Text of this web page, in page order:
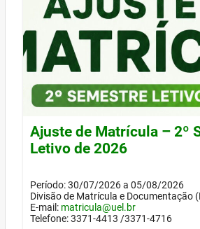
Ajuste de Matrícula – 2º
Letivo de 2026
Período: 30/07/2026 a 05/08/2026
Divisão de Matrícula e Documentação
E-mail: matricula@uel.br
Telefone: 3371-4413 /3371-4716